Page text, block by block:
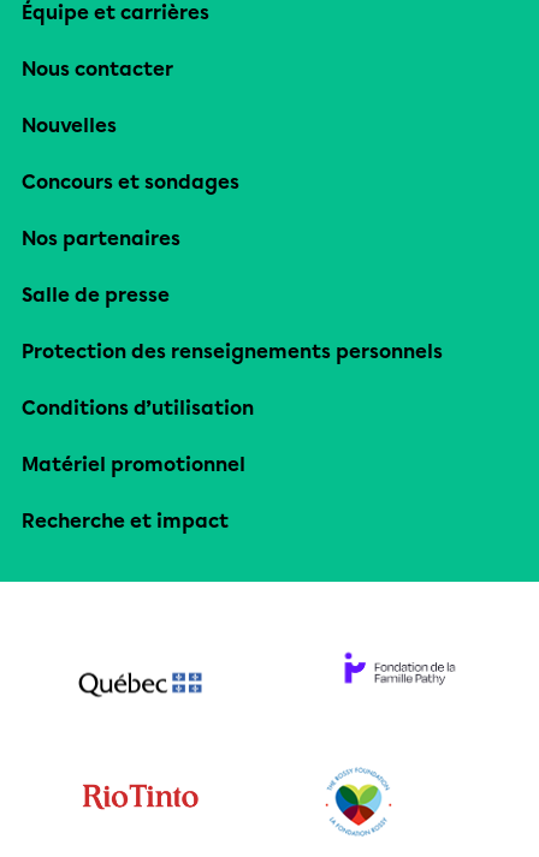
Équipe et carrières
Nous contacter
Nouvelles
Concours et sondages
Nos partenaires
Salle de presse
Protection des renseignements personnels
Conditions d’utilisation
Matériel promotionnel
Recherche et impact